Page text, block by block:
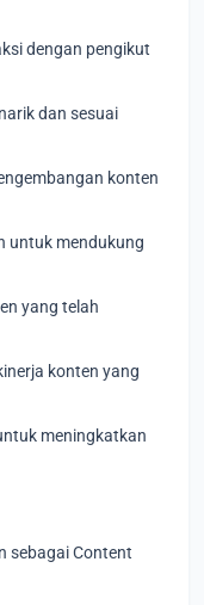
dengan pengikut
dan sesuai
konten
untuk mendukung
yang telah
konten yang
meningkatkan
sebagai Content